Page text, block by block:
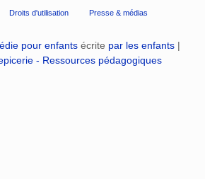
Droits d'utilisation Presse & médias
pour enfants écrite par les enfants |
- Ressources pédagogiques